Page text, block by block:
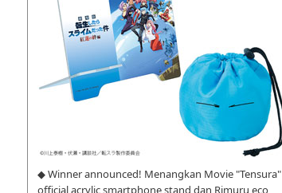
◆ Winner announced! Menangkan Movie "Tensura"
official acrylic smartphone stand dan Rimuru eco